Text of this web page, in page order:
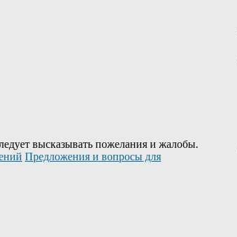
высказывать пожелания и жалобы.
Предложения и вопросы для